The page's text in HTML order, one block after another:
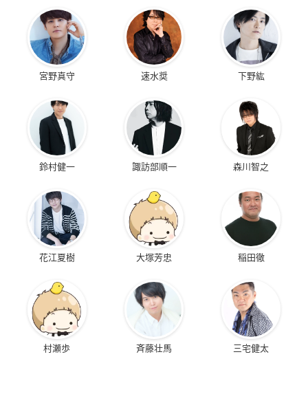
宮野真守 速水奨 下野紘
鈴村健一 諏訪部順一 森川智之
花江夏樹 大塚芳忠 稲田徹
村瀬歩 斉藤壮馬 三宅健太